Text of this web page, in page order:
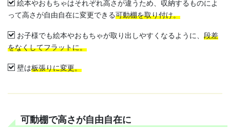
絵本やおもちゃはそれぞれ高さが違うため、収納するものによ
って高さが自由自在に変更できる可動棚を取り付け。
お子様でも絵本やおもちゃが取り出しやすくなるように、 段差
をなくしてフラットに。
壁は板張りに変更。
可動棚で高さが自由自在に